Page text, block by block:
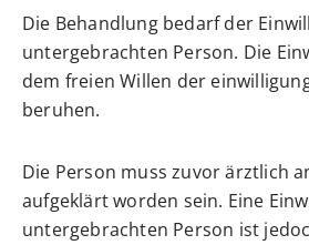
Die Behandlung bedarf der
untergebrachten Person. Die
dem freien Willen der
beruhen.
Die Person muss zuvor ärztlich
aufgeklärt worden sein. Eine
untergebrachten Person ist